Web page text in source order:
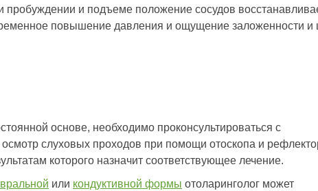
и подъеме положение сосудов
повышение давления и ощущение заложенности
основе, необходимо проконсультироваться с
слуховых проходов при помощи отоскопа и
которого назначит соответствующее лечение.
или кондуктивной формы отоларинголог может